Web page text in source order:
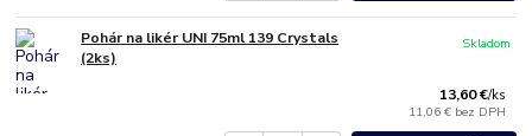
Pohár na likér UNI 75ml 139 Crystals
(2ks)
13,60 €/ks
11,06 € bez DPH
Skladom